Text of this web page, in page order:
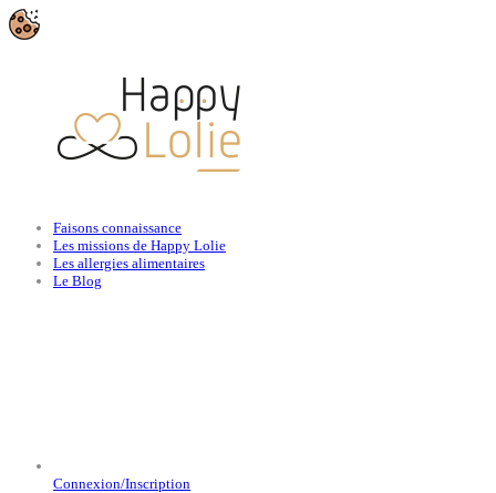
Faisons connaissance
Les missions de Happy Lolie
Les allergies alimentaires
Le Blog
Connexion/Inscription